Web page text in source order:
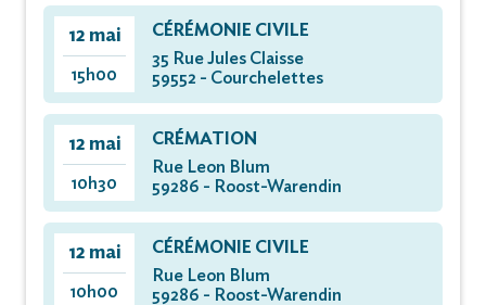
12 mai
15h00
CÉRÉMONIE CIVILE
35 Rue Jules Claisse
59552 - Courchelettes
12 mai
10h30
CRÉMATION
Rue Leon Blum
59286 - Roost-Warendin
12 mai
10h00
CÉRÉMONIE CIVILE
Rue Leon Blum
59286 - Roost-Warendin